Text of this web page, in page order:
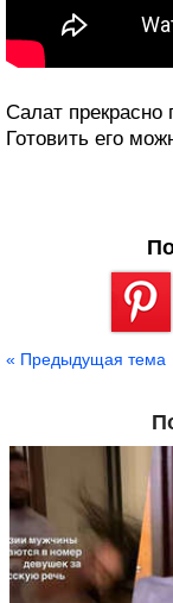
Салат прекрасно
Готовить его
« Предыдущая тема